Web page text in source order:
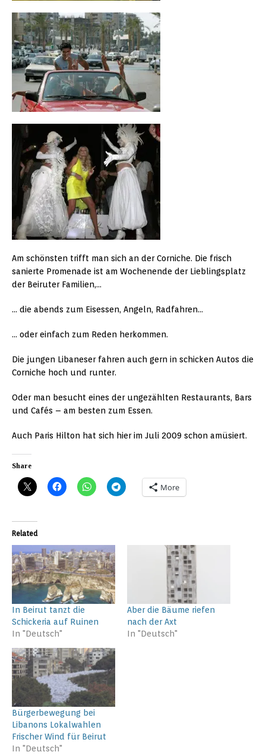
Am schönsten trifft man sich an der Corniche. Die frisch
sanierte Promenade ist am Wochenende der Lieblingsplatz
der Beiruter Familien,…
… die abends zum Eisessen, Angeln, Radfahren…
… oder einfach zum Reden herkommen.
Die jungen Libaneser fahren auch gern in schicken Autos die
Corniche hoch und runter.
Oder man besucht eines der ungezählten Restaurants, Bars
und Cafés – am besten zum Essen.
Auch Paris Hilton hat sich hier im Juli 2009 schon amüsiert.
Share
More
Related
In Beirut tanzt die
Schickeria auf Ruinen
In "Deutsch"
Aber die Bäume riefen
nach der Axt
In "Deutsch"
Bürgerbewegung bei
Libanons Lokalwahlen
Frischer Wind für Beirut
In "Deutsch"